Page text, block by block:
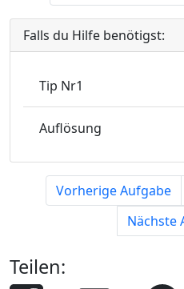
Falls du Hilfe benötigst:
Tip Nr1
Auflösung
Vorherige Aufgabe
Nächste
Teilen: